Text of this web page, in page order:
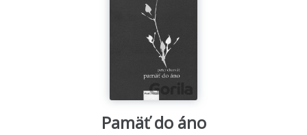
Pamäť do áno